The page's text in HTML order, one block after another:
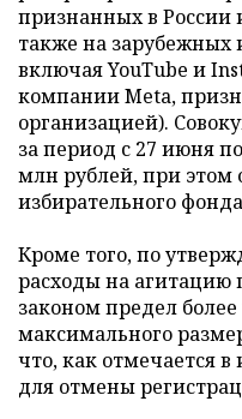
признанных в России
также на
включая YouTube и
компании Meta,
организацией).
за период с 27 июня
млн рублей, при этом
избирательного
Кроме того, по
расходы на агитацию
законом предел
максимального
что, как отмечается в
для отмены